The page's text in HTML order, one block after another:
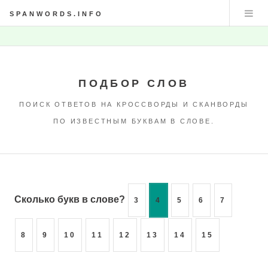
SPANWORDS.INFO
ПОДБОР СЛОВ
ПОИСК ОТВЕТОВ НА КРОССВОРДЫ И СКАНВОРДЫ
ПО ИЗВЕСТНЫМ БУКВАМ В СЛОВЕ.
Сколько букв в слове? 3 4 5 6 7
8 9 10 11 12 13 14 15